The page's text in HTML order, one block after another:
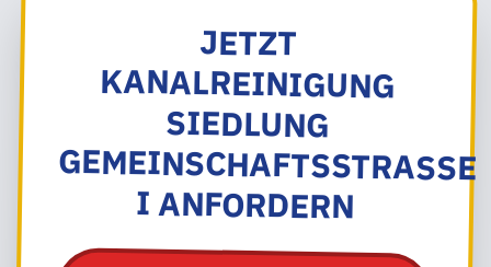
JETZT
KANALREINIGUNG
SIEDLUNG
GEMEINSCHAFTSSTRASSE I
ANFORDERN